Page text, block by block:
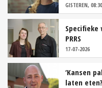
GISTEREN, 08:30
PRRS
17-07-2026
‘Kansen
laten